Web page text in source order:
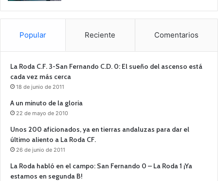
Popular Reciente Comentarios
La Roda C.F. 3-San Fernando C.D. 0: El sueño del ascenso está
cada vez más cerca
18 de junio de 2011
A un minuto de la gloria
22 de mayo de 2010
Unos 200 aficionados, ya en tierras andaluzas para dar el
último aliento a La Roda CF.
26 de junio de 2011
La Roda habló en el campo: San Fernando 0 – La Roda 1 ¡Ya
estamos en segunda B!